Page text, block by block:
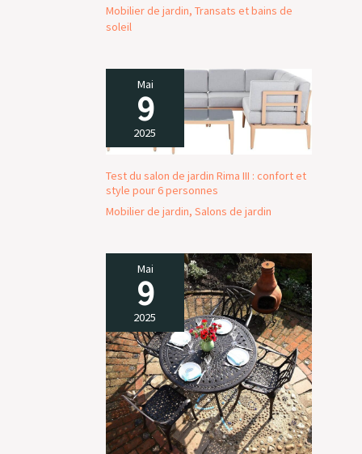
Mobilier de jardin, Transats et bains de
soleil
Mai
9
2025
Test du salon de jardin Rima III : confort et
style pour 6 personnes
Mobilier de jardin, Salons de jardin
Mai
9
2025